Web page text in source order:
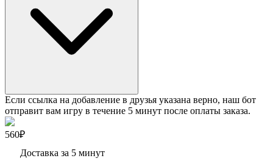
Если ссылка на добавление в друзья указана верно, наш бот
отправит вам игру в течение 5 минут после оплаты заказа.
560₽
Доставка за 5 минут